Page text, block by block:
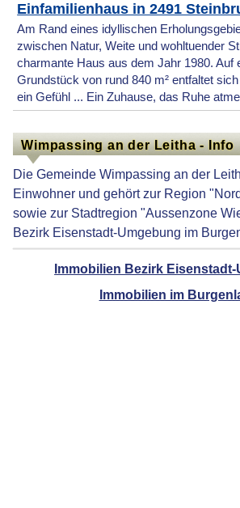
Einfamilienhaus in 2491
Am Rand eines idyllischen
zwischen Natur, Weite und wohltuender
charmante Haus aus dem Jahr 1980. Auf
Grundstück von rund 840 m² entfaltet
ein Gefühl ... Ein Zuhause, das Ruhe
Wimpassing an der Leitha - Info
Die Gemeinde Wimpassing an der
Einwohner und gehört zur Region
sowie zur Stadtregion "Aussenzone
Bezirk Eisenstadt-Umgebung im
Immobilien Bezirk
Immobilien im